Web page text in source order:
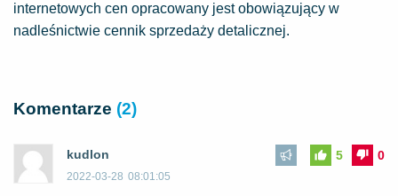
internetowych cen opracowany jest obowiązujący w
nadleśnictwie cennik sprzedaży detalicznej.
Komentarze (2)
kudlon
2022-03-28 08:01:05
0
5